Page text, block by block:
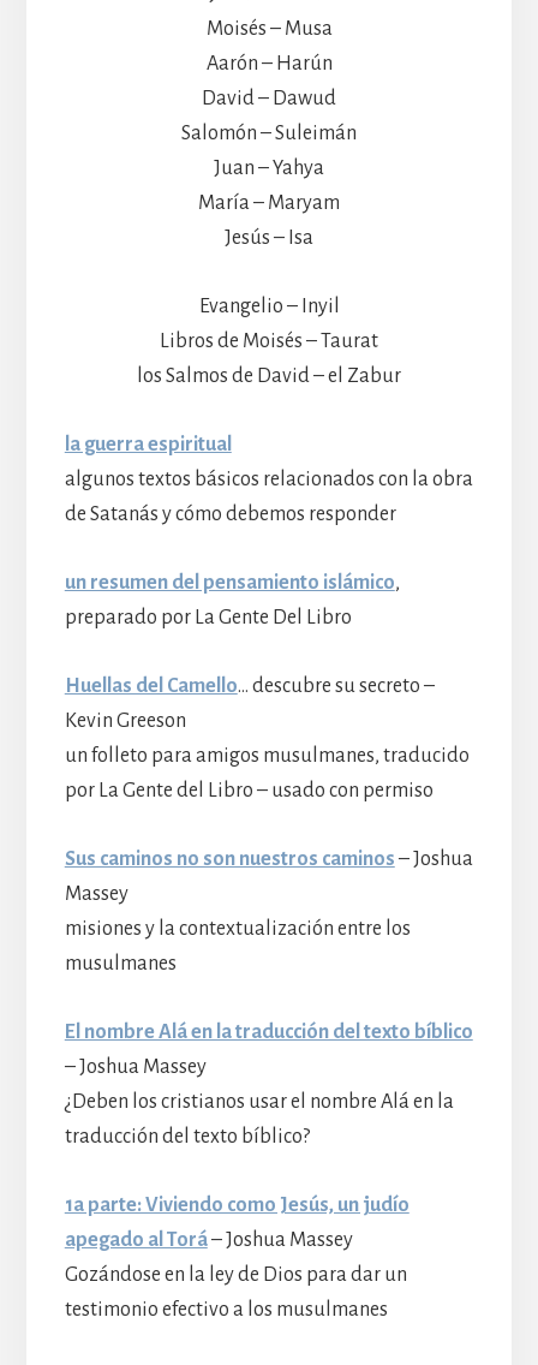
Moisés – Musa
Aarón – Harún
David – Dawud
Salomón – Suleimán
Juan – Yahya
María – Maryam
Jesús – Isa
Evangelio – Inyil
Libros de Moisés – Taurat
los Salmos de David – el Zabur
la guerra espiritual
algunos textos básicos relacionados con la obra
de Satanás y cómo debemos responder
un resumen del pensamiento islámico,
preparado por La Gente Del Libro
Huellas del Camello… descubre su secreto –
Kevin Greeson
un folleto para amigos musulmanes, traducido
por La Gente del Libro – usado con permiso
Sus caminos no son nuestros caminos – Joshua
Massey
misiones y la contextualización entre los
musulmanes
El nombre Alá en la traducción del texto bíblico
– Joshua Massey
¿Deben los cristianos usar el nombre Alá en la
traducción del texto bíblico?
1a parte: Viviendo como Jesús, un judío
apegado al Torá– Joshua Massey
Gozándose en la ley de Dios para dar un
testimonio efectivo a los musulmanes